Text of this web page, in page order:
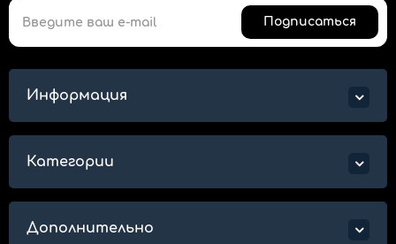
Подписаться
Информация
Категории
Дополнительно